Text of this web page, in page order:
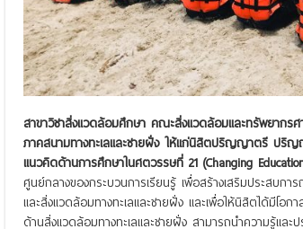
สาขาวิชาสิ่งแวดล้อมศึกษา คณะสิ่งแวดล้อมและทรัพยาก
ภาคสนามทางทะเลและชายฝั่ง ให้แก่นิสิตปริญญาตรี ปริ
แนวคิดด้านการศึกษาในศตวรรษที่ 21 (Changing
ศูนย์กลางของกระบวนการเรียนรู้ เพื่อสร้างเสริมประสบก
และสิ่งแวดล้อมทางทะเลและชายฝั่ง และเพื่อให้นิสิตได้มีโ
ด้านสิ่งแวดล้อมทางทะเลและชายฝั่ง สามารถนำความรู้แล